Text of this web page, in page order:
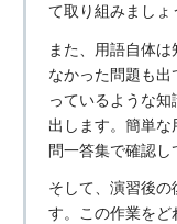
て取り組みましょ
また、用語自体
なかった問題も
っているような
出します。簡単
問一答集で確認し
そして、演習後
す。この作業をど